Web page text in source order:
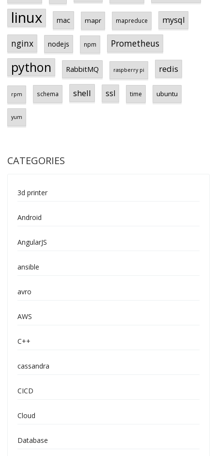
linux mac mapr mapreduce mysql
nginx nodejs npm Prometheus
python RabbitMQ raspberry pi redis
rpm schema shell ssl time ubuntu
yum
CATEGORIES
3d printer
Android
AngularJS
ansible
avro
AWS
C++
cassandra
CICD
Cloud
Database